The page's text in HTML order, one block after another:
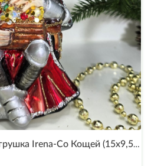
Стеклянная ёлочная игрушка Irena-Co Кощей (15х9,5х8см)